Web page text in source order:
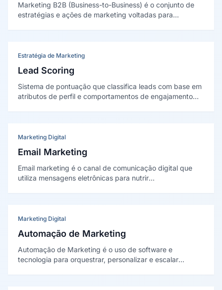
Marketing B2B (Business-to-Business) é o conjunto de
estratégias e ações de marketing voltadas para
Estratégia de Marketing
Lead Scoring
Sistema de pontuação que classifica leads com base em
atributos de perfil e comportamentos de engajamento
Marketing Digital
Email Marketing
Email marketing é o canal de comunicação digital que
utiliza mensagens eletrônicas para nutrir
Marketing Digital
Automação de Marketing
Automação de Marketing é o uso de software e
tecnologia para orquestrar, personalizar e escalar